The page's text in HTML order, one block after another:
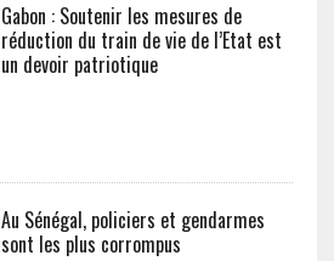
Gabon : Soutenir les mesures de
réduction du train de vie de l’Etat est
un devoir patriotique
Au Sénégal, policiers et gendarmes
sont les plus corrompus